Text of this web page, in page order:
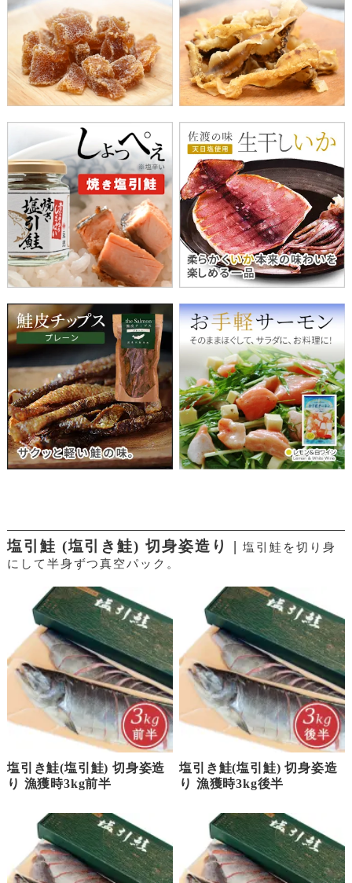
塩引鮭 (塩引き鮭) 切身姿造り |塩引鮭を切り身
にして半身ずつ真空パック。
塩引き鮭(塩引鮭) 切身姿造
り 漁獲時3kg前半
塩引き鮭(塩引鮭) 切身姿造
り 漁獲時3kg後半